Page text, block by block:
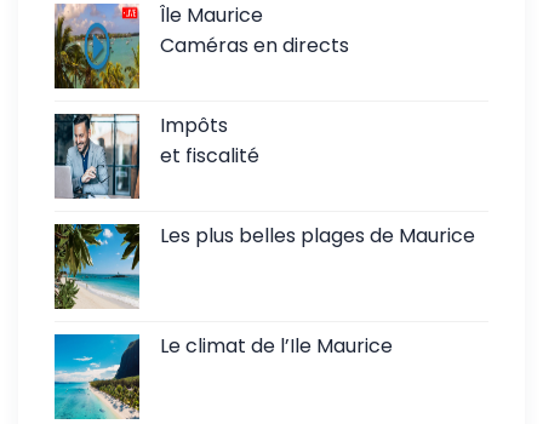
Île Maurice
Caméras en directs
Impôts
et fiscalité
Les plus belles plages de Maurice
Le climat de l’Ile Maurice